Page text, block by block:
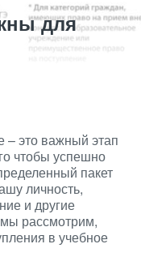
для
– это важный этап
чтобы успешно
пакет
личность,
и другие
рассмотрим,
в учебное